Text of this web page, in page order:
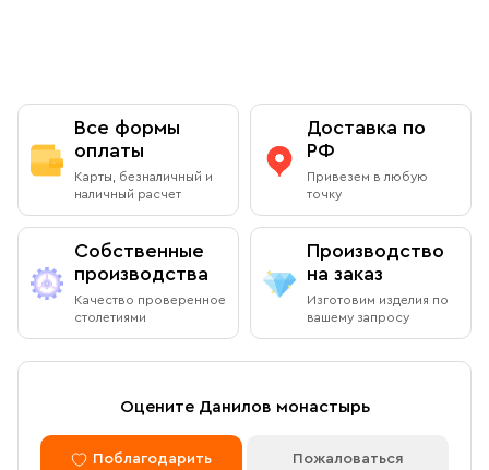
Все формы
оплаты
Карты, безналичный и
наличный расчет
Доставка по
РФ
Привезем в любую
точку
Собственные
производства
Качество проверенное
столетиями
Производство
на заказ
Изготовим изделия по
вашему запросу
Оцените Данилов монастырь
Поблагодарить Пожаловаться